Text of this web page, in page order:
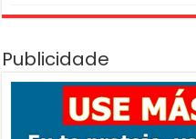
Publicidade